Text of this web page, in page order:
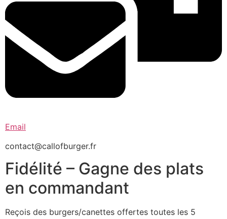
Email
contact@callofburger.fr
Fidélité – Gagne des plats
en commandant
Reçois des burgers/canettes offertes toutes les 5